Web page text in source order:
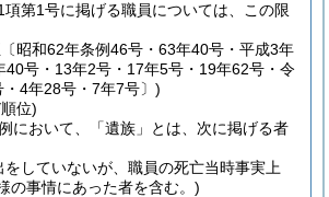
第1号に掲げる職員については、この限
昭和62年条例46号・63年40号・平成3年
40号・13年2号・17年5号・19年62号・令
・4年28号・7年7号〕)
位)
において、「遺族」とは、次に掲げる者
をしていないが、職員の死亡当時事実上
の事情にあった者を含む。)